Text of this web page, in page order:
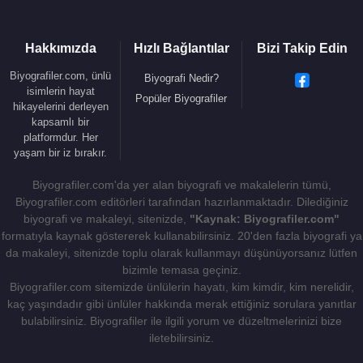
kabul edilmektedir. Hastaneyi yaptıranZeynep
bir talebi olmamıştı. Fakat zamanla kendiliğinden
gelişen ve toplumda kabul gören bu anlayış, güçlü
bir vefa duygusundan kaynaklanmış olmalıdır.
Hakkımızda
Biyografiler.com, ünlü
isimlerin hayat
hikayelerini derleyen
kapsamlı bir
platformdur. Her
yaşam bir iz bırakır.
Hızlı Bağlantılar
Biyografi Nedir?
Popüler Biyografiler
Bizi Takip Edin
Biyografiler.com'da yer alan biyografi ve makalelerin tümü,
Biyografiler.com editörleri tarafından hazırlanmaktadır. Dilediğiniz
biyografi ve makaleyi, sitenizde, "Kaynak: Biyografiler.com"
formatıyla kaynak göstererek kullanabilirsiniz. 20'den fazla biyografi ya
da makaleyi, sitenizde toplu olarak kullanmayı düşünüyorsanız lütfen
bizimle temasa geçiniz.
Biyografiler.com sitemizde ünlülerin hayatı, kim kimdir, kim nerelidir,
kaç yaşındadır gibi ünlüler hakkında merak ettiğiniz sorulara yanıtlar
bulabilirsiniz. Biyografiler ile ilgili yorum ve düzeltmelerinizi bize
iletebilirsiniz.